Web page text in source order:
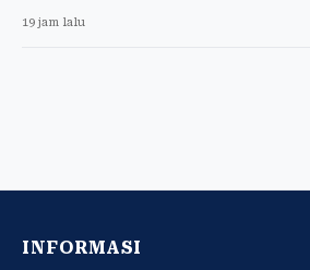
19 jam lalu
INFORMASI